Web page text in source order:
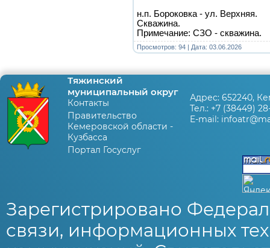
н.п. Бороковка - ул. Верхняя.
Скважина.
Примечание: СЗО - скважина.
Просмотров: 94 | Дата: 03.06.2026
Тяжинский
муниципальный округ
Контакты
Правительство
Кемеровской области -
Кузбасса
Портал Госуслуг
Адрес: 652240,
Тел.: +7 (38449)
E-mail:
Зарегистрировано
связи, информационных